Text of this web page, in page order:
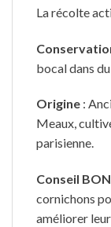
La récolte
bocal dans
Origine :
Meaux,
parisienne.
Conseil
cornichons
améliorer